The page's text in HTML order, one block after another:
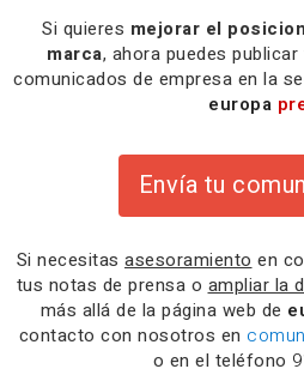
Si quieres mejorar el
marca, ahora puedes
comunicados de empresa en la
europa
Envía tu
Si necesitas asesoramiento en
tus notas de prensa o ampliar la
más allá de la página web de
contacto con nosotros en
o en el teléfono